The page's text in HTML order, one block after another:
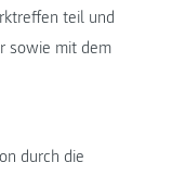
teil und
sowie mit dem
durch die